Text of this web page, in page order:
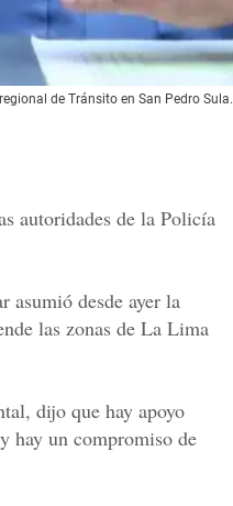
de Tránsito en San Pedro Sula.
autoridades de la Policía
desde ayer la
las zonas de La Lima
dijo que hay apoyo
hay un compromiso de